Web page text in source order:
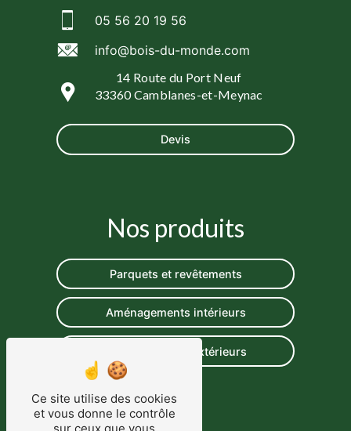
05 56 20 19 56
info@bois-du-monde.com
14 Route du Port Neuf
33360 Camblanes-et-Meynac
Devis
Nos produits
Parquets et revêtements
Aménagements intérieurs
Aménagements extérieurs
Ce site utilise des cookies
et vous donne le contrôle